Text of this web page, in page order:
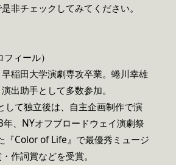
非チェックしてみてください。
ィール）
稲田大学演劇専攻卒業。蜷川幸雄
出助手として多数参加。
して独立後は、自主企画制作で演
、NYオフブロードウェイ演劇祭
『Color of Life』で最優秀ミュージ
作詞賞などを受賞。